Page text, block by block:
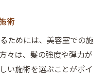
プの秘訣
商品の選び方
最新の技術
カラーリング
術
ためには、美容室での施
々は、髪の強度や弾力が
い施術を選ぶことがポイ